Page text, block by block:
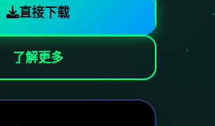
直接下载
了解更多